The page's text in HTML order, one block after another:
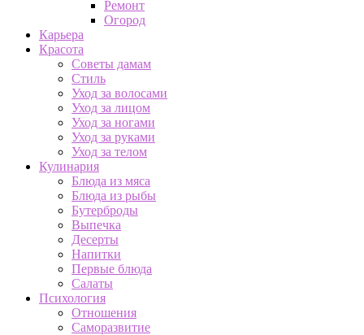
Ремонт
Огород
Карьера
Красота
Советы дамам
Стиль
Уход за волосами
Уход за лицом
Уход за ногами
Уход за руками
Уход за телом
Кулинария
Блюда из мяса
Блюда из рыбы
Бутерброды
Выпечка
Десерты
Напитки
Первые блюда
Салаты
Психология
Отношения
Саморазвитие